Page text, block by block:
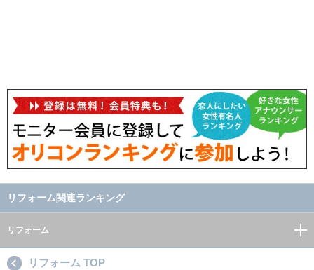
リフォーム関連ランキング
リフォーム
リフォーム TOP